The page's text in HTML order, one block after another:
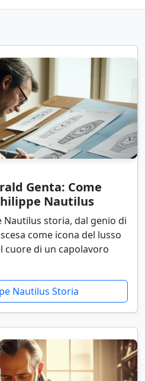
Genta: Come
Nautilus
Nautilus storia, dal genio di
come icona del lusso
cuore di un capolavoro
Nautilus Storia